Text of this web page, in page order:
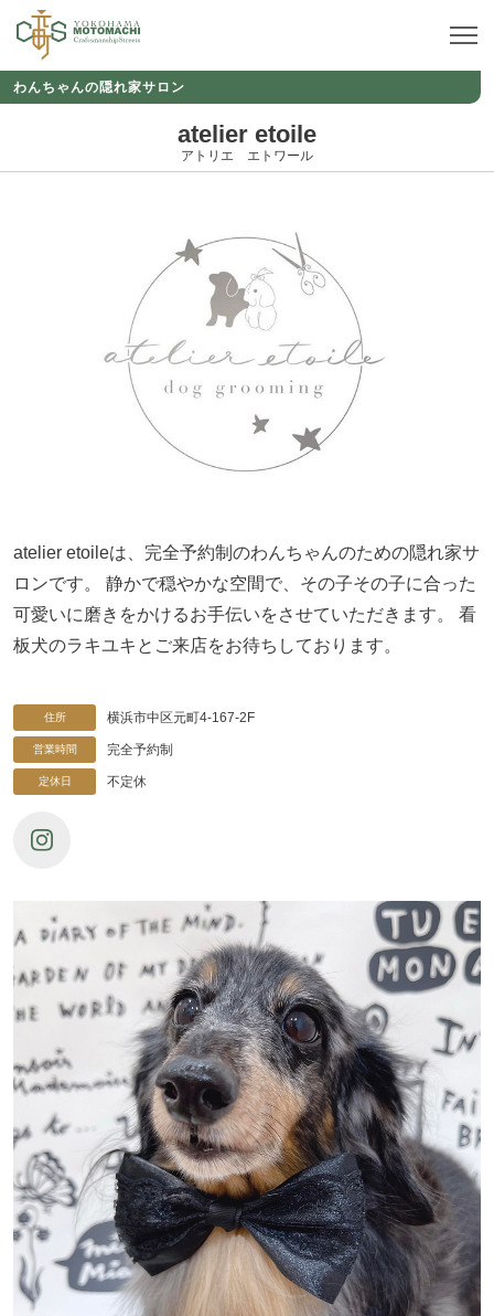
わんちゃんの隠れ家サロン
atelier etoile
アトリエ エトワール
atelier etoileは、完全予約制のわんちゃんのための隠れ家サ
ロンです。 静かで穏やかな空間で、その子その子に合った
可愛いに磨きをかけるお手伝いをさせていただきます。 看
板犬のラキユキとご来店をお待ちしております。
住所 横浜市中区元町4-167-2F
営業時間 完全予約制
定休日 不定休